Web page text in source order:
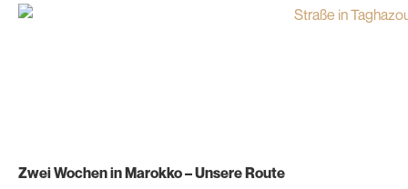
Zwei Wochen in Marokko – Unsere Route